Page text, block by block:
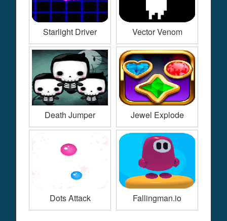
Starlight Driver Vector Venom
Death Jumper Jewel Explode
Dots Attack Fallingman.io